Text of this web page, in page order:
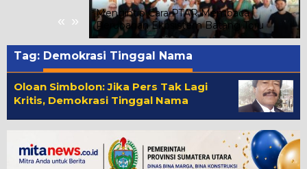
« »
Imigrasi
Mengintip Cara PTAR Membaca
Perubahan Ekosistem Batang Toru
Tag: Demokrasi Tinggal Nama
Oloan Simbolon: Jika Pers Tak Lagi
Kritis, Demokrasi Tinggal Nama